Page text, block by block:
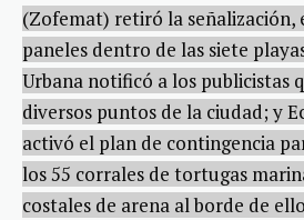
(Zofemat) retiró la señalización,
paneles dentro de las siete
Urbana notificó a los publicistas
diversos puntos de la ciudad; y
activó el plan de contingencia
los 55 corrales de tortugas
costales de arena al borde de